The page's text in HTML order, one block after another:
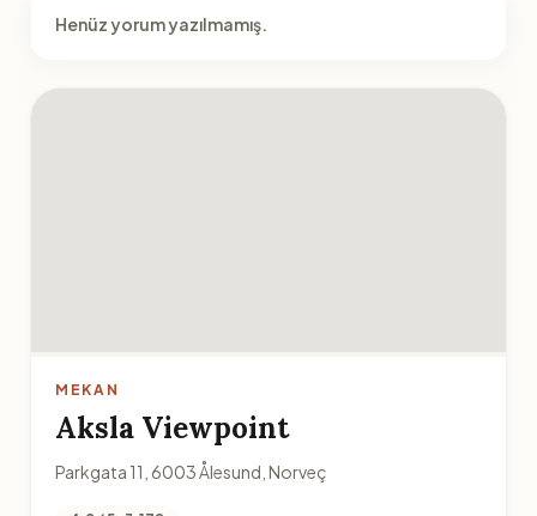
Henüz yorum yazılmamış.
MEKAN
Aksla Viewpoint
Parkgata 11, 6003 Ålesund, Norveç